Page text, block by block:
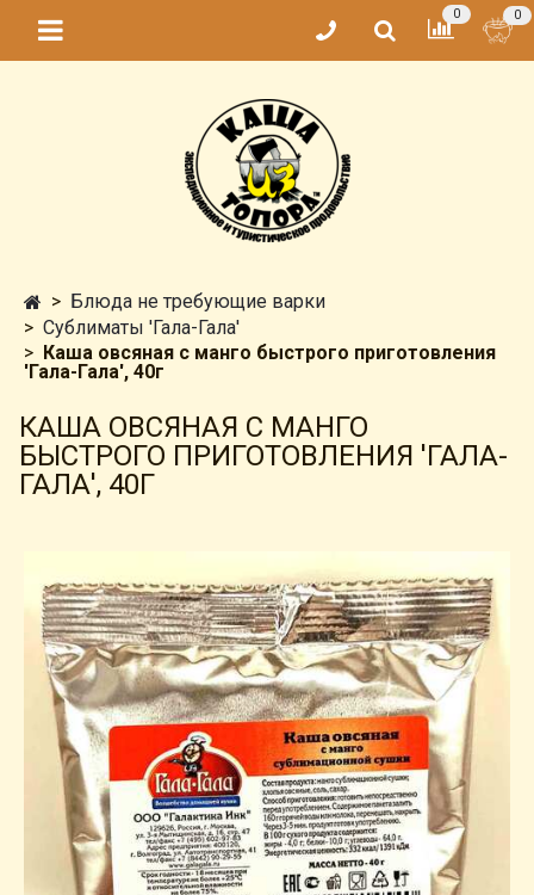
0 0
Блюда не требующие варки
Сублиматы 'Гала-Гала'
Каша овсяная с манго быстрого приготовления
'Гала-Гала', 40г
КАША ОВСЯНАЯ С МАНГО
БЫСТРОГО ПРИГОТОВЛЕНИЯ 'ГАЛА-
ГАЛА', 40Г